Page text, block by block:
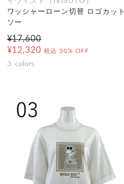
ワッシャーローン切替 ロゴカット
ソー
¥17,600
¥12,320 税込 30% OFF
3 colors